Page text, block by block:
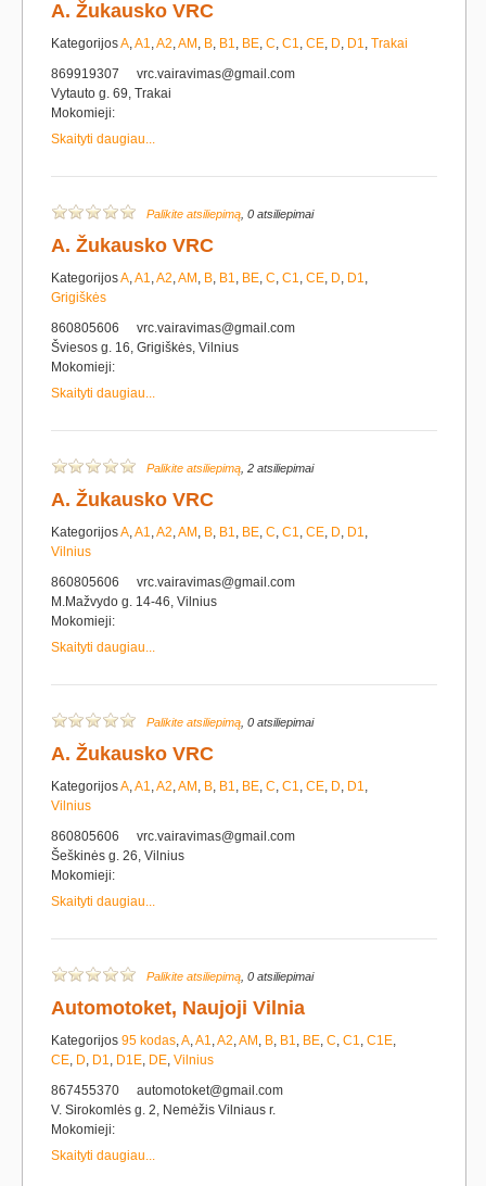
A. Žukausko VRC
KategorijosA,A1,A2,AM , B, B1, BE, C, C1, CE, D, D1, Trakai
869919307
vrc.vairavimas@gmail.com
Vytauto g. 69, Trakai
Mokomieji:
Skaityti daugiau...
Palikite atsiliepimą , 0 atsiliepimai
A. Žukausko VRC
KategorijosA,A1,A2,AM , B, B1, BE, C, C1, CE, D, D1,
Grigiškės
860805606
vrc.vairavimas@gmail.com
Šviesos g. 16, Grigiškės, Vilnius
Mokomieji:
Skaityti daugiau...
Palikite atsiliepimą , 2 atsiliepimai
A. Žukausko VRC
KategorijosA,A1,A2,AM , B, B1, BE, C, C1, CE, D, D1,
Vilnius
860805606
vrc.vairavimas@gmail.com
M.Mažvydo g. 14-46, Vilnius
Mokomieji:
Skaityti daugiau...
Palikite atsiliepimą , 0 atsiliepimai
A. Žukausko VRC
KategorijosA,A1,A2,AM , B, B1, BE, C, C1, CE, D, D1,
Vilnius
860805606
vrc.vairavimas@gmail.com
Šeškinės g. 26, Vilnius
Mokomieji:
Skaityti daugiau...
Palikite atsiliepimą , 0 atsiliepimai
Automotoket, Naujoji Vilnia
Kategorijos 95 kodas,A,A1,A2,AM , B, B1, BE, C, C1, C1E,
CE, D, D1, D1E, DE, Vilnius
867455370
automotoket@gmail.com
V. Sirokomlės g. 2, Nemėžis Vilniaus r.
Mokomieji:
Skaityti daugiau...